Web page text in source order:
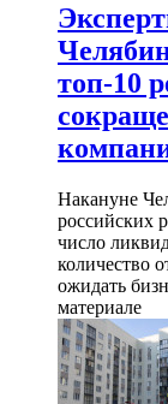
топ-10
Накануне
российских
число
количество
ожидать
материале